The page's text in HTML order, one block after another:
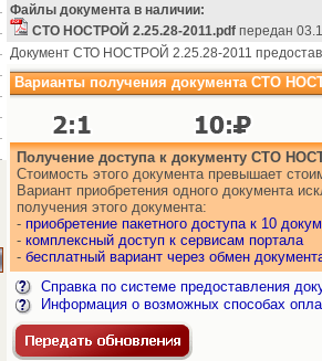
Файлы документа в наличии:
СТО НОСТРОЙ 2.25.28-2011.pdf передан
Документ СТО НОСТРОЙ 2.25.28-2011
Варианты получения документа СТО
Получение доступа к документу СТО
Стоимость этого документа превышает
Вариант приобретения одного документа
получения этого документа:
- приобретение пакетного доступа к 10
- комплексный доступ к сервисам портала
- бесплатный вариант через обмен
Справка по системе предоставления
Информация о возможных способах